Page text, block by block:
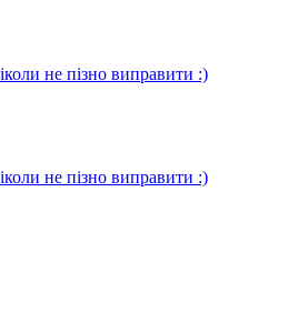
не пізно виправити :)
не пізно виправити :)